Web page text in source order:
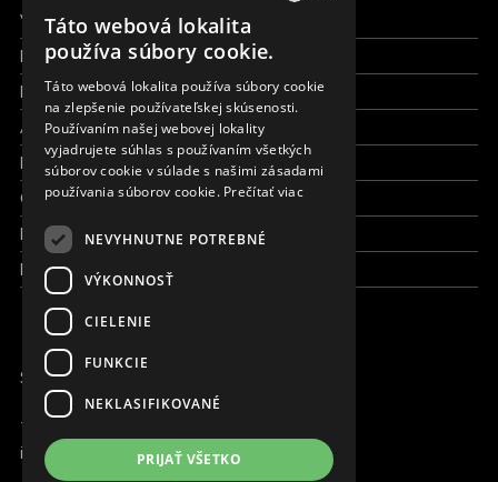
Slovensko
Všetky formy pomoci
Financie a reporty
Pracujte s nami
Aktuálne
Kto sme
Čo robíme
Kde robíme
Kontaktujte nás
SME ONLINE
+421 917 827 827
info@magna.org
CZECH
FRENCH
Táto webová lokalita
používa súbory cookie.
Táto webová lokalita používa súbory cookie
na zlepšenie používateľskej skúsenosti.
Používaním našej webovej lokality
vyjadrujete súhlas s používaním všetkých
súborov cookie v súlade s našimi zásadami
používania súborov cookie. Prečítať viac
NEVYHNUTNE POTREBNÉ
VÝKONNOSŤ
CIELENIE
FUNKCIE
NEKLASIFIKOVANÉ
PRIJAŤ VŠETKO